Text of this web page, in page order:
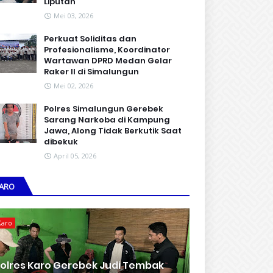
Mei 03, 2026
Perkuat Soliditas dan
Profesionalisme, Koordinator
Wartawan DPRD Medan Gelar
Raker II di Simalungun
Mei 02, 2026
Polres Simalungun Gerebek
Sarang Narkoba di Kampung
Jawa, Along Tidak Berkutik Saat
dibekuk
April 05, 2026
Karo Gerebek Judi Tembak